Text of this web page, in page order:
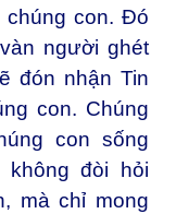
chúng con. Đó
người ghét
đón nhận Tin
con. Chúng
con sống
đòi hỏi
mà chỉ mong